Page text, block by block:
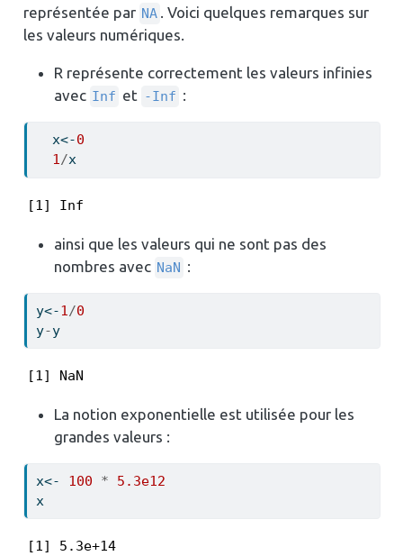
représentée par NA . Voici quelques remarques sur
les valeurs numériques.
R représente correctement les valeurs infinies
avec Inf et -Inf :
  x
<-0
1/x
[1] Inf
ainsi que les valeurs qui ne sont pas des
nombres avec NaN :
y<-1/0
y-y
[1] NaN
La notion exponentielle est utilisée pour les
grandes valeurs :
x<- 100 *
5.3e12
x
[1] 5.3e+14